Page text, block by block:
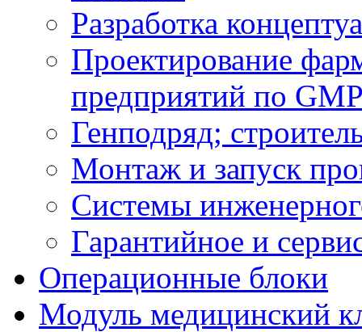
Разработка
Проектирование
предприятий по
Генподряд;
Монтаж и запуск
Системы
Гарантийное и
Операционные блоки
Модуль медицинский